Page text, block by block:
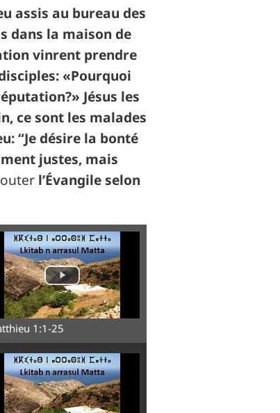
assis au bureau des
dans la maison de
vinrent prendre
«Pourquoi
Jésus les
ce sont les malades
“Je désire la bonté
justes, mais
l’Évangile selon
1:1-25